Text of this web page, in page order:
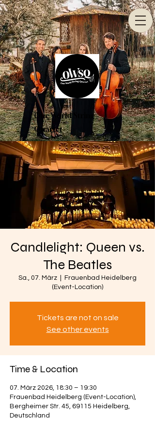
One World String
Quartet
Candlelight: Queen vs.
The Beatles
Sa., 07. März
Frauenbad Heidelberg
(Event-Location)
Tickets are not on sale
See other events
Time & Location
07. März 2026, 18:30 – 19:30
Frauenbad Heidelberg (Event-Location),
Bergheimer Str. 45, 69115 Heidelberg,
Deutschland